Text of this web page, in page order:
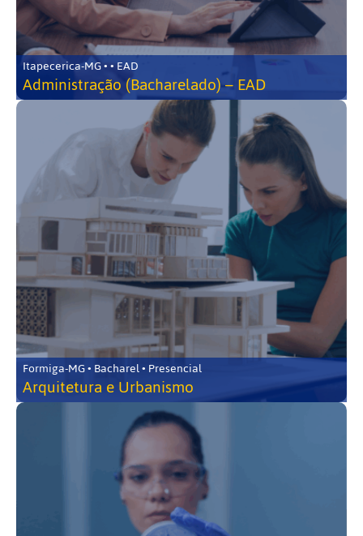
Itapecerica-MG • • EAD
Administração (Bacharelado) – EAD
Formiga-MG • Bacharel • Presencial
Arquitetura e Urbanismo